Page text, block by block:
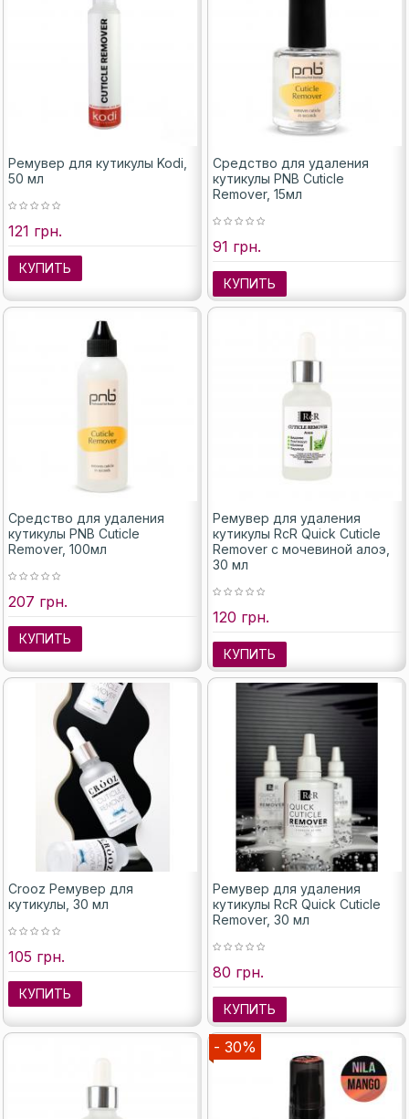
Ремувер для кутикулы Kodi,
50 мл
121 грн.
КУПИТЬ
Средство для удаления
кутикулы PNB Cuticle
Remover, 15мл
91 грн.
КУПИТЬ
Средство для удаления
кутикулы PNB Cuticle
Remover, 100мл
207 грн.
КУПИТЬ
Ремувер для удаления
кутикулы RcR Quick Cuticle
Remover с мочевиной алоэ,
30 мл
120 грн.
КУПИТЬ
Crooz Ремувер для
кутикулы, 30 мл
105 грн.
КУПИТЬ
Ремувер для удаления
кутикулы RcR Quick Cuticle
Remover, 30 мл
80 грн.
КУПИТЬ
- 30%